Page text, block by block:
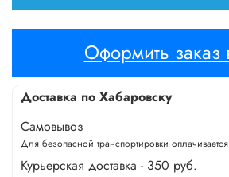
Оформить заказ
Доставка по Хабаровску
Самовывоз
Для безопасной транспортировки
Курьерская доставка - 350 руб.